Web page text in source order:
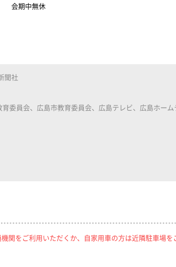
会期中無休
聞社
委員会、広島市教育委員会、広島テレビ、広島ホー
関をご利用いただくか、自家用車の方は近隣駐車場を